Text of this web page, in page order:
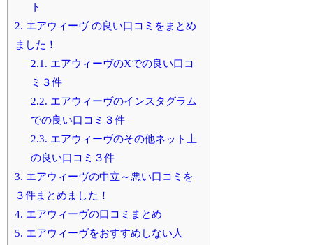
ト
2. エアウィーヴ の良い口コミをまとめ
ました！
2.1. エアウィーヴのXでの良い口コ
ミ３件
2.2. エアウィーヴのインスタグラム
での良い口コミ３件
2.3. エアウィーヴのその他ネット上
の良い口コミ３件
3. エアウィーヴの中立～悪い口コミを
３件まとめました！
4. エアウィーヴの口コミまとめ
5. エアウィーヴをおすすめしない人